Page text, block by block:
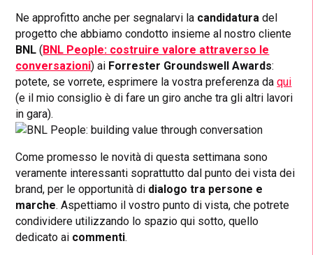
Ne approfitto anche per segnalarvi la candidatura del
progetto che abbiamo condotto insieme al nostro cliente
BNL ( BNL People: costruire valore attraverso le
conversazioni) ai Forrester Groundswell Awards:
potete, se vorrete, esprimere la vostra preferenza daqui
(e il mio consiglio è di fare un giro anche tra gli altri lavori
in gara).
Come promesso le novità di questa settimana sono
veramente interessanti soprattutto dal punto dei vista dei
brand, per le opportunità di dialogo tra persone e
marche. Aspettiamo il vostro punto di vista, che potrete
condividere utilizzando lo spazio qui sotto, quello
dedicato ai commenti.